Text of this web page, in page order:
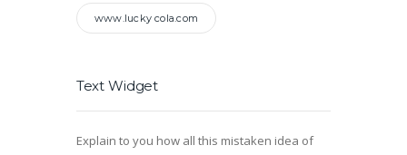
www.lucky cola.com
Text Widget
Explain to you how all this mistaken idea of